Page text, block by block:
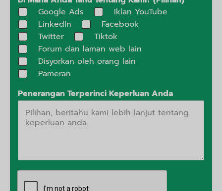
Google Ads
Iklan YouTube
Linkedln
Facebook
Twitter
Tiktok
Forum dan laman web lain
Disyorkan oleh orang lain
Pameran
Penerangan Terperinci Keperluan Anda